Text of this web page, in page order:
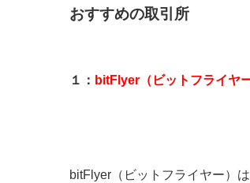
おすすめの取引所
１： bitFlyer（ビットフライヤー
bitFlyer（ビットフライヤー）は